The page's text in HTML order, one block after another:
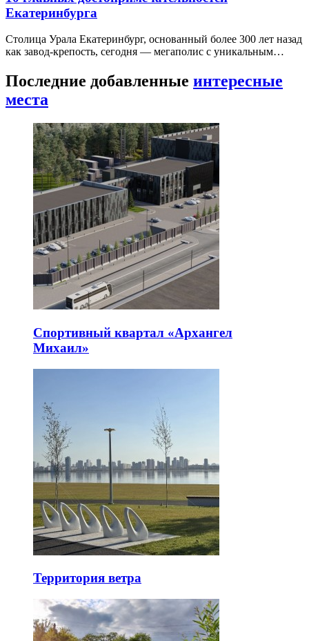
Екатеринбурга
Столица Урала Екатеринбург, основанный более 300 лет назад
как завод-крепость, сегодня — мегаполис с уникальным…
Последние добавленные интересные
места
Спортивный квартал «Архангел
Михаил»
Территория ветра